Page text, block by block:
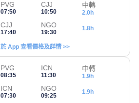
PVG
07:50
CJJ
10:50
中轉
2.0h
CJJ
17:40
NGO
19:30
1.8h
於 App 查看價格及詳情 >>
PVG
08:35
ICN
11:30
中轉
1.9h
ICN
07:30
NGO
09:25
1.9h